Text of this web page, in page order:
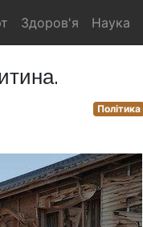
Здоров'я Наука
Політика